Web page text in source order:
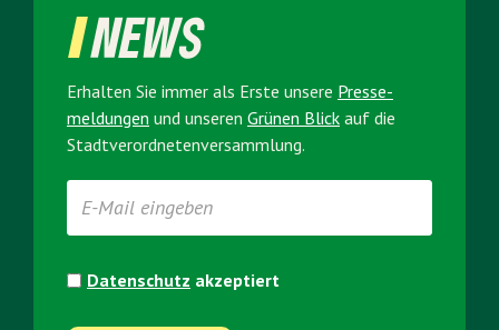
NEWS
Erhalten Sie immer als Erste unsere Presse­
meldungen und unseren Grünen Blick auf die
Stadt­verordneten­versammlung.
Datenschutz akzeptiert